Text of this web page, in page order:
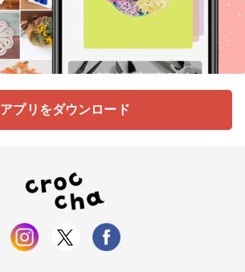
アプリをダウンロード